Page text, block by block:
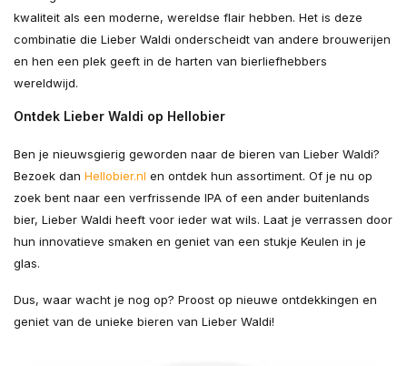
kwaliteit als een moderne, wereldse flair hebben. Het is deze
combinatie die Lieber Waldi onderscheidt van andere brouwerijen
en hen een plek geeft in de harten van bierliefhebbers
wereldwijd.
Ontdek Lieber Waldi op Hellobier
Ben je nieuwsgierig geworden naar de bieren van Lieber Waldi?
Bezoek dan Hellobier.nl en ontdek hun assortiment. Of je nu op
zoek bent naar een verfrissende IPA of een ander buitenlands
bier, Lieber Waldi heeft voor ieder wat wils. Laat je verrassen door
hun innovatieve smaken en geniet van een stukje Keulen in je
glas.
Dus, waar wacht je nog op? Proost op nieuwe ontdekkingen en
geniet van de unieke bieren van Lieber Waldi!